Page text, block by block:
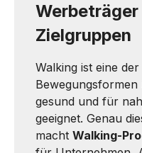
Zielgruppen
Walking ist eine
gesund und für
geeignet. Genau
macht Walking-